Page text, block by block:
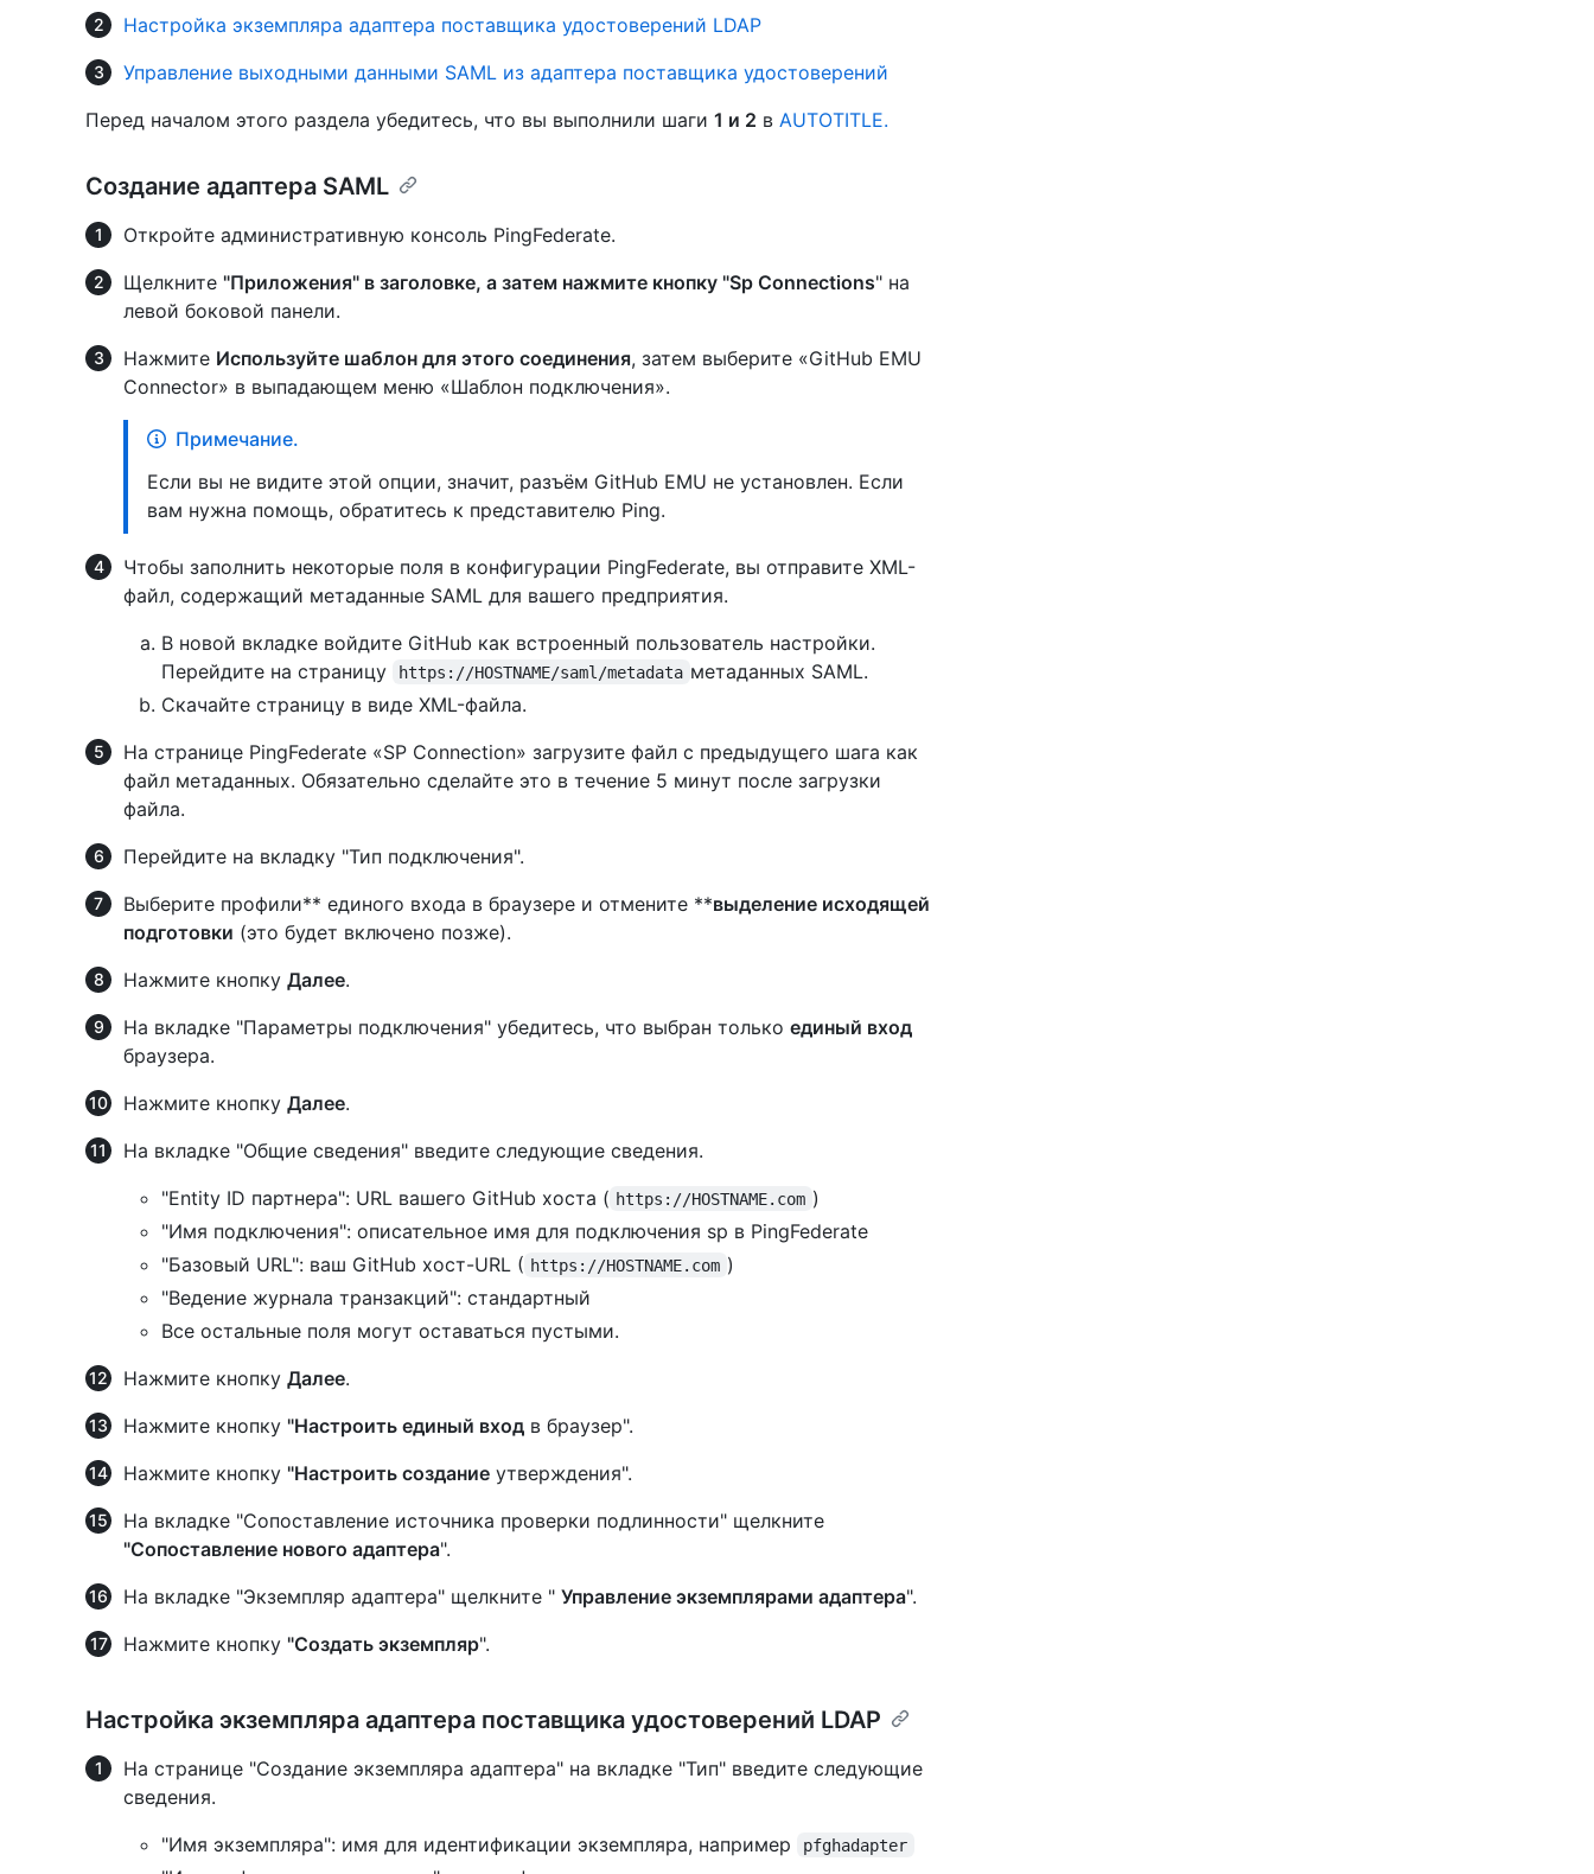
Настройка экземпляра адаптера поставщика удостоверений LDAP
Управление выходными данными SAML из адаптера поставщика удостоверений
Перед началом этого раздела убедитесь, что вы выполнили шаги 1 и 2 в AUTOTITLE.
Создание адаптера SAML
Откройте административную консоль PingFederate.
Щелкните "Приложения" в заголовке, а затем нажмите кнопку "Sp Connections" на
левой боковой панели.
Нажмите Используйте шаблон для этого соединения, затем выберите «GitHub EMU
Connector» в выпадающем меню «Шаблон подключения».
Примечание.
Если вы не видите этой опции, значит, разъём GitHub EMU не установлен. Если
вам нужна помощь, обратитесь к представителю Ping.
Чтобы заполнить некоторые поля в конфигурации PingFederate, вы отправите XML-
файл, содержащий метаданные SAML для вашего предприятия.
В новой вкладке войдите GitHub как встроенный пользователь настройки.
Перейдите на страницу
https://HOSTNAME/saml/metadata метаданных SAML.
Скачайте страницу в виде XML-файла.
На странице PingFederate «SP Connection» загрузите файл с предыдущего шага как
файл метаданных. Обязательно сделайте это в течение 5 минут после загрузки
файла.
Перейдите на вкладку "Тип подключения".
Выберите профили** единого входа в браузере и отмените **выделение исходящей
подготовки (это будет включено позже).
Нажмите кнопку Далее.
На вкладке "Параметры подключения" убедитесь, что выбран только единый вход
браузера.
Нажмите кнопку Далее.
На вкладке "Общие сведения" введите следующие сведения.
"Entity ID партнера": URL вашего GitHub хоста ( https://HOSTNAME.com )
"Имя подключения": описательное имя для подключения sp в PingFederate
"Базовый URL": ваш GitHub хост-URL ( https://HOSTNAME.com )
"Ведение журнала транзакций": стандартный
Все остальные поля могут оставаться пустыми.
Нажмите кнопку Далее.
Нажмите кнопку "Настроить единый вход в браузер".
Нажмите кнопку "Настроить создание утверждения".
На вкладке "Сопоставление источника проверки подлинности" щелкните
"Сопоставление нового адаптера".
На вкладке "Экземпляр адаптера" щелкните " Управление экземплярами адаптера".
Нажмите кнопку "Создать экземпляр".
Настройка экземпляра адаптера поставщика удостоверений LDAP
На странице "Создание экземпляра адаптера" на вкладке "Тип" введите следующие
сведения.
"Имя экземпляра": имя для идентификации экземпляра, например
pfghadapter